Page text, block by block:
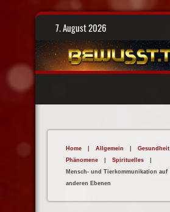
Skip
7. August 2026
Home | Allgemein | Gesundheit
Phänomene
| Spirituelles
|
Mensch- und Tierkommunikation auf
anderen Ebenen